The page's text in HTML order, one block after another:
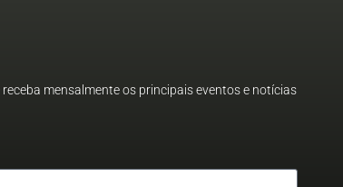
mensalmente os principais eventos e notícias